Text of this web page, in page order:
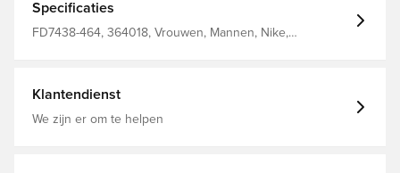
Specificaties
FD7438-464, 364018, Vrouwen, Mannen, Nike,
Klantendienst
We zijn er om te helpen